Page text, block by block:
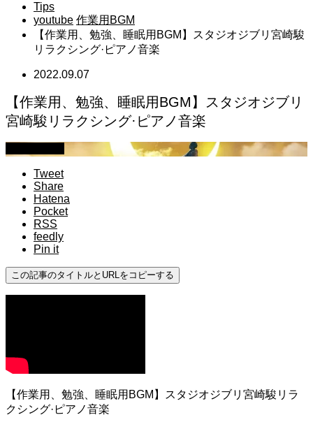
Tips
youtube 作業用BGM
【作業用、勉強、睡眠用BGM】スタジオジブリ宮崎駿
リラクシング·ピアノ音楽
2022.09.07
【作業用、勉強、睡眠用BGM】スタジオジブリ
宮崎駿リラクシング·ピアノ音楽
Tweet
Share
Hatena
Pocket
RSS
feedly
Pin it
この記事のタイトルとURLをコピーする
【作業用、勉強、睡眠用BGM】スタジオジブリ宮崎駿リラ
クシング·ピアノ音楽